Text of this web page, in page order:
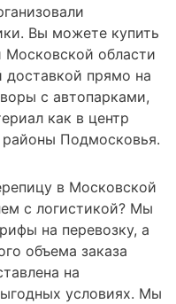
Вы можете купить
области
доставкой прямо на
с автопарками,
как в центр
Подмосковья.
в Московской
с логистикой? Мы
на перевозку, а
объема заказа
на
условиях. Мы